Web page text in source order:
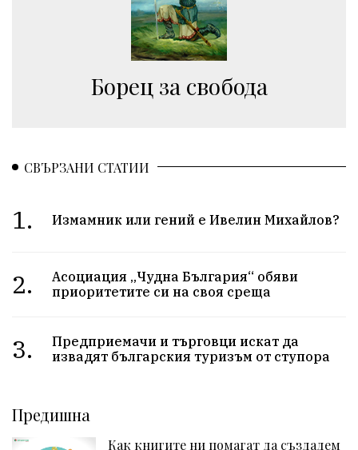
Борец за свобода
СВЪРЗАНИ СТАТИИ
1. Измамник или гений е Ивелин Михайлов?
2.
Асоциация „Чудна България“ обяви
приоритетите си на своя среща
3.
Предприемачи и търговци искат да
извадят българския туризъм от ступора
Предишна
Как книгите ни помагат да създадем